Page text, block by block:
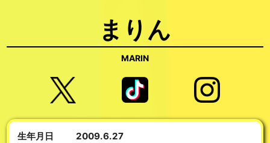
まりん
MARIN
生年月日
2009.6.27